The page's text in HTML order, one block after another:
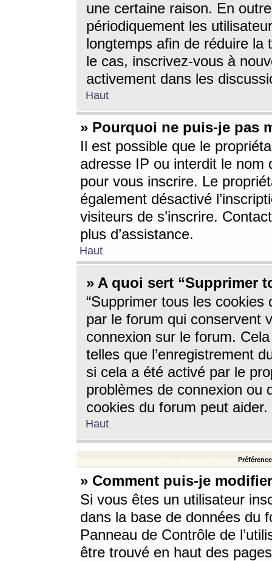
une certaine raison. En
périodiquement les
longtemps afin de réduire la
le cas, inscrivez-vous à
activement dans les
Haut
» Pourquoi ne puis-je pas
Il est possible que le
adresse IP ou interdit le nom
pour vous inscrire. Le
également désactivé
visiteurs de s’inscrire.
plus d’assistance.
Haut
» A quoi sert “Supprimer
“Supprimer tous les cookies
par le forum qui conservent
connexion sur le forum.
telles que l’enregistrement
si cela a été activé par le
problèmes de connexion ou
cookies du forum peut aider.
Haut
» Comment puis-je
Si vous êtes un utilisateur
dans la base de données du
Panneau de Contrôle de
être trouvé en haut des